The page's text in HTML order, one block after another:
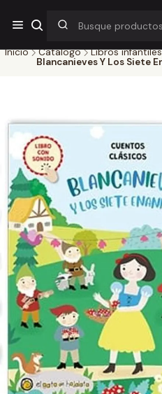
¡Por pocos días! Despacho a
$38.000
Inicio Catálogo Libros
Blancanieves Y Los Siete